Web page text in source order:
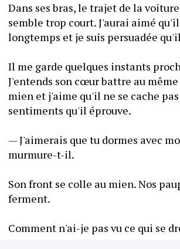
Dans ses bras, le trajet de la
semble trop court. J'aurai aimé
longtemps et je suis persuadée
Il me garde quelques instants
J'entends son cœur battre au
mien et j'aime qu'il ne se cache pas
sentiments qu'il éprouve.
— J'aimerais que tu dormes avec
murmure-t-il.
Son front se colle au mien. Nos
ferment.
Comment n'ai-je pas vu ce qui se